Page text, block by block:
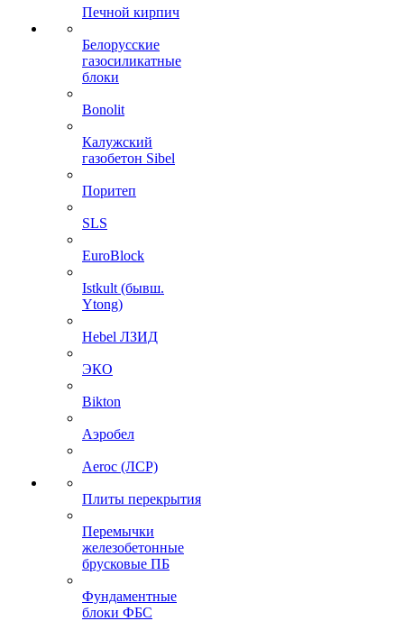
Печной кирпич
Белорусские
газосиликатные
блоки
Bonolit
Калужский
газобетон Sibel
Поритеп
SLS
EuroBlock
Istkult (бывш.
Ytong)
Hebel ЛЗИД
ЭКО
Bikton
Аэробел
Aeroc (ЛСР)
Плиты перекрытия
Перемычки
железобетонные
брусковые ПБ
Фундаментные
блоки ФБС